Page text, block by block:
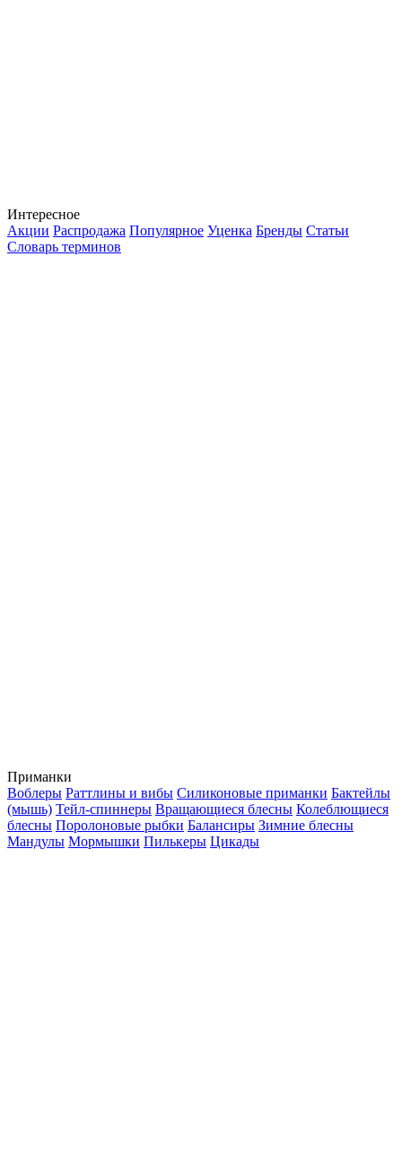
Интересное
Акции Распродажа Популярное Уценка Бренды Статьи
Словарь терминов
Приманки
Воблеры Раттлины и вибы Силиконовые приманки Бактейлы
(мышь) Тейл-спиннеры Вращающиеся блесны Колеблющиеся
блесны Поролоновые рыбки Балансиры Зимние блесны
Мандулы Мормышки Пилькеры Цикады